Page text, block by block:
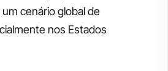
cenário global de
nos Estados